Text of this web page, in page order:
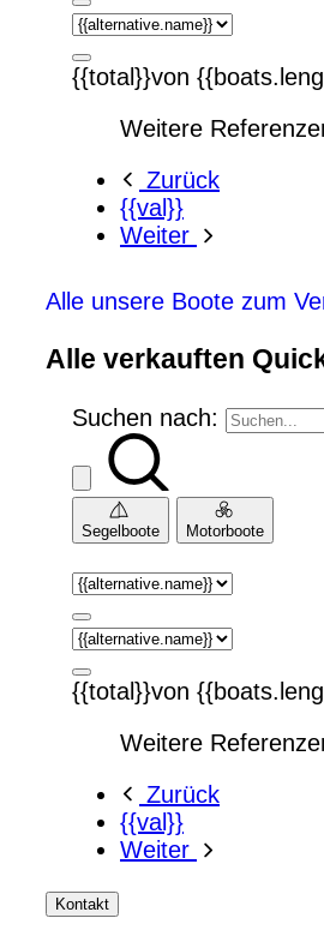
{{total}}von
Weitere
Zurück
{{val}}
Weiter
Alle unsere Boote zum
Alle verkauften
Suchen nach:
Segelboote Motorboote
{{total}}von
Weitere
Zurück
{{val}}
Weiter
Kontakt